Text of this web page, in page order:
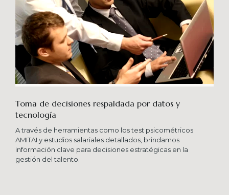
Toma de decisiones respaldada por datos y
tecnología​
A través de herramientas como los test psicométricos
AMITAI y estudios salariales detallados, brindamos
información clave para decisiones estratégicas en la
gestión del talento.